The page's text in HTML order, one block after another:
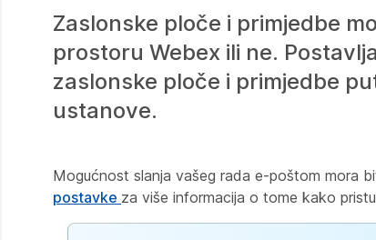
Zaslonske ploče i primjedbe
prostoru Webex ili ne.
zaslonske ploče i primjedbe
ustanove.
Mogućnost slanja vašeg rada e-poštom mora
postavke za više informacija o tome kako